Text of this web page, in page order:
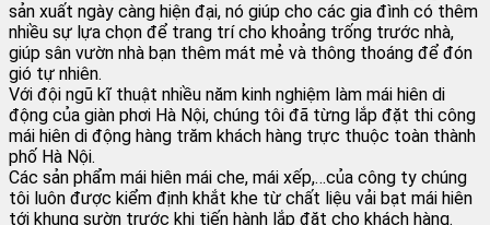
sản xuất ngày càng hiện đại, nó giúp cho các gia đình có thêm
nhiều sự lựa chọn để trang trí cho khoảng trống trước nhà,
giúp sân vườn nhà bạn thêm mát mẻ và thông thoáng để đón
gió tự nhiên.
Với đội ngũ kĩ thuật nhiều năm kinh nghiệm làm mái hiên di
động của giàn phơi Hà Nội, chúng tôi đã từng lắp đặt thi công
mái hiên di động hàng trăm khách hàng trực thuộc toàn thành
phố Hà Nội.
Các sản phẩm mái hiên mái che, mái xếp,…của công ty chúng
tôi luôn được kiểm định khắt khe từ chất liệu vải bạt mái hiên
tới khung sườn trước khi tiến hành lắp đặt cho khách hàng.